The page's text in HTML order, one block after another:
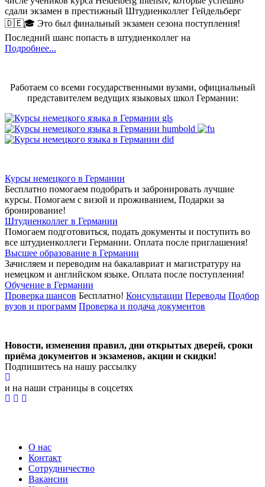
сдали экзамен в престижный Штудиенколлег Гейдельберг
🇩🇪🎓 Это был финальный экзамен сезона поступления!
Последний шанс попасть в штудиенколлег на
Подробнее...
Работаем со всеми государственными вузами, официальный
представителем ведущих языковых школ Германии:
Курсы немецкого в Германии
Бесплатно помогаем подобрать и забронировать лучшие
курсы. Помогаем с визой и проживанием, Подарки за
бронирование!
Штудиенколлег в Германии
Помогаем подготовиться, подать документы и поступить во
все штудиенколлеги Германии. Оплата после приглашения!
Высшее образование в Германии
Зачисляем и переводим на бакалавриат и магистратуру на
немецком и английском языке. Оплата после поступления!
Обучение в Германии
Проверка шансов Бесплатно! Консультации Переводы Подбор
вузов и программ Проверка и подача документов
Новости, изменения правил, дни открытых дверей, сроки
приёма документов и экзаменов, акции и скидки!
Подпишитесь на нашу рассылку
и на наши страницы в соцсетях
О нас
Контакт
Сотрудничество
Вакансии